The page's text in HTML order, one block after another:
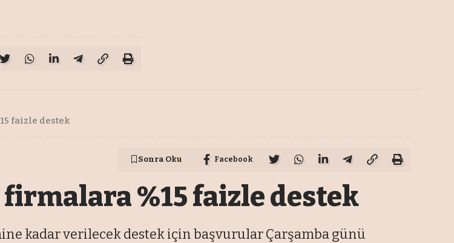
faizle destek
Sonra Oku Facebook
%15 faizle destek
kadar verilecek destek için başvurular Çarşamba günü